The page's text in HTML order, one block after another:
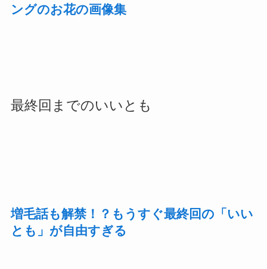
ングのお花の画像集
最終回までのいいとも
増毛話も解禁！？もうすぐ最終回の「いい
とも」が自由すぎる